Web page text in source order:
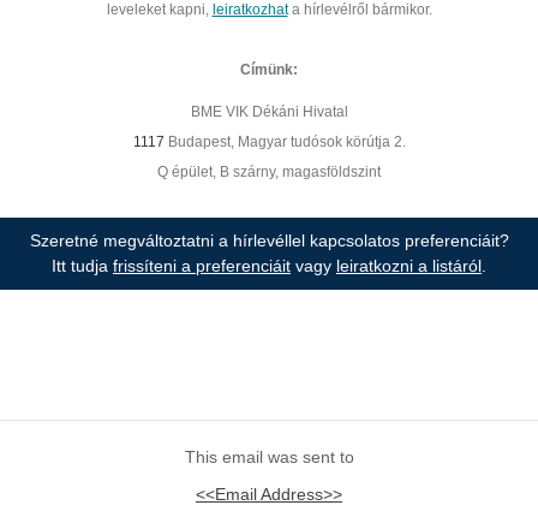
leveleket kapni, leiratkozhata hírlevélről bármikor.
Címünk:
BME VIK Dékáni Hivatal
1117 Budapest, Magyar tudósok körútja 2.
Q épület, B szárny, magasföldszint
Szeretné megváltoztatni a hírlevéllel kapcsolatos preferenciáit?
Itt tudja frissíteni a preferenciáit vagy leiratkozni a listáról
This email was sent to
<<Email Address>>